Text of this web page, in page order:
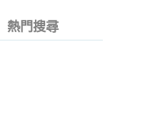
熱門搜尋